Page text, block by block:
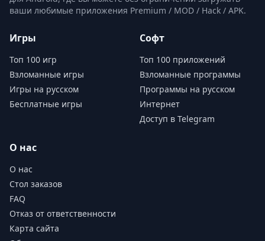
ваши любимые приложения Premium / MOD / Hack / APK.
Игры
Топ 100 игр
Взломанные игры
Игры на русском
Бесплатные игры
Софт
Топ 100 приложений
Взломанные программы
Программы на русском
Интернет
Доступ в Telegram
О нас
О нас
Стол заказов
FAQ
Отказ от ответственности
Карта сайта